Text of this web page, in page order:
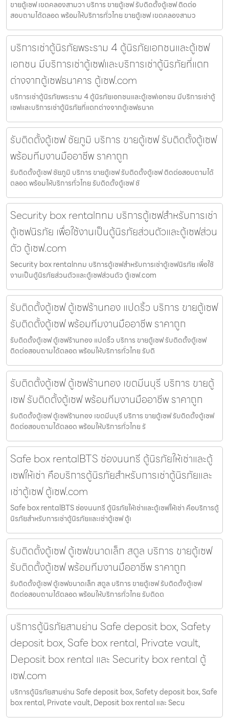
ขายตู้เซฟ เขตคลองสามวา บริการ ขายตู้เซฟ รับติดตั้งตู้เซฟ ติดต่อ
สอบถามได้ตลอด พร้อมให้บริการทั่วไทย ขายตู้เซฟ เขตคลองสามว
บริการเช่าตู้นิรภัยพระราม 4 ตู้นิรภัยเอกชนและตู้เซฟ
เอกชน มีบริการเช่าตู้เซฟและบริการเช่าตู้นิรภัยที่แตก
ต่างจากตู้เซฟธนาคาร ตู้เซฟ.com
บริการเช่าตู้นิรภัยพระราม 4 ตู้นิรภัยเอกชนและตู้เซฟเอกชน มีบริการเช่าตู้
เซฟและบริการเช่าตู้นิรภัยที่แตกต่างจากตู้เซฟธนาค
รับติดตั้งตู้เซฟ ชัยภูมิ บริการ ขายตู้เซฟ รับติดตั้งตู้เซฟ
พร้อมทีมงานมืออาชีพ ราคาถูก
รับติดตั้งตู้เซฟ ชัยภูมิ บริการ ขายตู้เซฟ รับติดตั้งตู้เซฟ ติดต่อสอบถามได้
ตลอด พร้อมให้บริการทั่วไทย รับติดตั้งตู้เซฟ ชั
Security box rentalกทม บริการตู้เซฟสำหรับการเช่า
ตู้เซฟนิรภัย เพื่อใช้งานเป็นตู้นิรภัยส่วนตัวและตู้เซฟส่วน
ตัว ตู้เซฟ.com
Security box rentalกทม บริการตู้เซฟสำหรับการเช่าตู้เซฟนิรภัย เพื่อใช้
งานเป็นตู้นิรภัยส่วนตัวและตู้เซฟส่วนตัว ตู้เซฟ.com
รับติดตั้งตู้เซฟ ตู้เซฟร้านทอง แปดริ้ว บริการ ขายตู้เซฟ
รับติดตั้งตู้เซฟ พร้อมทีมงานมืออาชีพ ราคาถูก
รับติดตั้งตู้เซฟ ตู้เซฟร้านทอง แปดริ้ว บริการ ขายตู้เซฟ รับติดตั้งตู้เซฟ
ติดต่อสอบถามได้ตลอด พร้อมให้บริการทั่วไทย รับติ
รับติดตั้งตู้เซฟ ตู้เซฟร้านทอง เขตมีนบุรี บริการ ขายตู้
เซฟ รับติดตั้งตู้เซฟ พร้อมทีมงานมืออาชีพ ราคาถูก
รับติดตั้งตู้เซฟ ตู้เซฟร้านทอง เขตมีนบุรี บริการ ขายตู้เซฟ รับติดตั้งตู้เซฟ
ติดต่อสอบถามได้ตลอด พร้อมให้บริการทั่วไทย รั
Safe box rentalBTS ช่องนนทรี ตู้นิรภัยให้เช่าและตู้
เซฟให้เช่า คือบริการตู้นิรภัยสำหรับการเช่าตู้นิรภัยและ
เช่าตู้เซฟ ตู้เซฟ.com
Safe box rentalBTS ช่องนนทรี ตู้นิรภัยให้เช่าและตู้เซฟให้เช่า คือบริการตู้
นิรภัยสำหรับการเช่าตู้นิรภัยและเช่าตู้เซฟ ตู้เ
รับติดตั้งตู้เซฟ ตู้เซฟขนาดเล็ก สตูล บริการ ขายตู้เซฟ
รับติดตั้งตู้เซฟ พร้อมทีมงานมืออาชีพ ราคาถูก
รับติดตั้งตู้เซฟ ตู้เซฟขนาดเล็ก สตูล บริการ ขายตู้เซฟ รับติดตั้งตู้เซฟ
ติดต่อสอบถามได้ตลอด พร้อมให้บริการทั่วไทย รับติดต
บริการตู้นิรภัยสามย่าน Safe deposit box, Safety
deposit box, Safe box rental, Private vault,
Deposit box rental และ Security box rental ตู้
เซฟ.com
บริการตู้นิรภัยสามย่าน Safe deposit box, Safety deposit box, Safe
box rental, Private vault, Deposit box rental และ Secu